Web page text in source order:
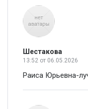
Шестакова
13:52 от 06.05.2026
Раиса Юрьевна-